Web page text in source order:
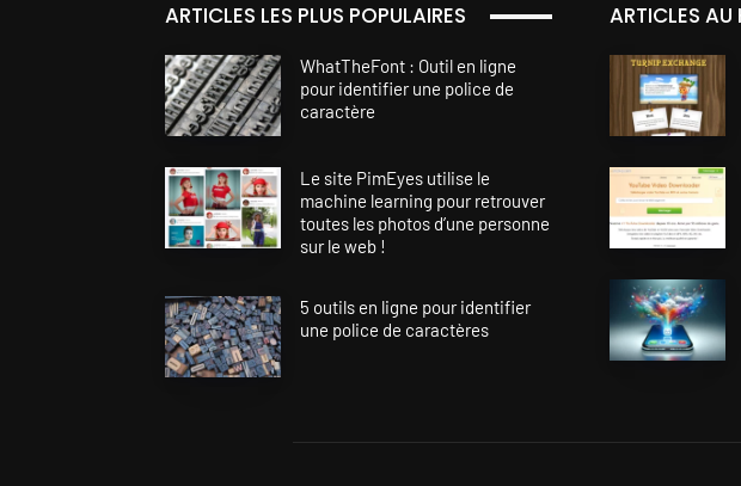
ARTICLES LES PLUS POPULAIRES
WhatTheFont : Outil en ligne
pour identifier une police de
caractère
Le site PimEyes utilise le
machine learning pour retrouver
toutes les photos d’une personne
sur le web !
5 outils en ligne pour identifier
une police de caractères
ARTICLES AU